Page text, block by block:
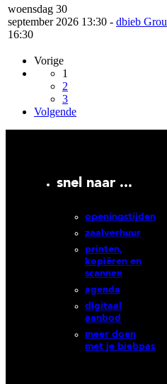
woensdag 30
september 2026 13:30 -
16:30
dbieb Grou
Vorige
1
2
3
Volgende
snel naar ...
openingstijden
zaalverhuur
printen,
kopiëren en
scannen
agenda
digitaal
aanbod
meer doen
met je biebpas